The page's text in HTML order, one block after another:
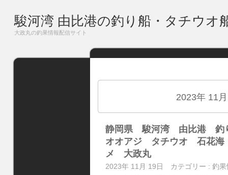
駿河湾 由比港の釣り船・タチウオ
大政丸の釣果情報配信サイト
2023年 11
静岡県 駿河湾 由比港
オオアジ タチウオ 石花
メ 大政丸
2023年 11月 19日 カテゴリー : 釣果